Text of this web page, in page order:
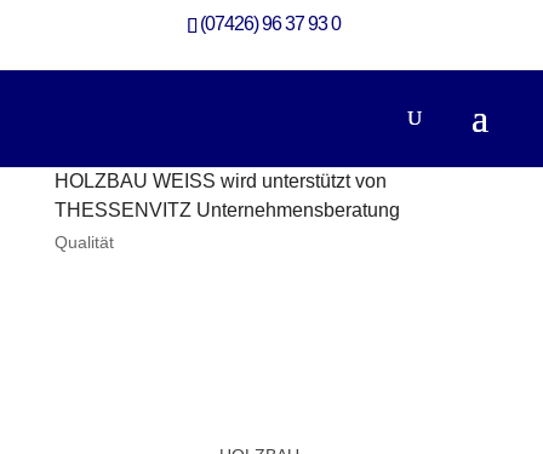
(07426) 96 37 93 0
HOLZBAU WEISS wird unterstützt von
THESSENVITZ Unternehmensberatung
Qualität